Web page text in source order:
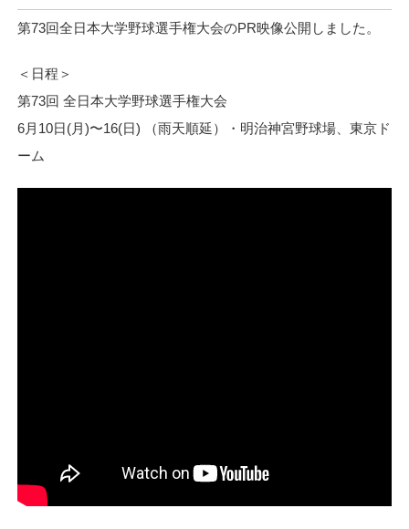
第73回全日本大学野球選手権大会のPR映像公開しました。
＜日程＞
第73回 全日本大学野球選手権大会
6月10日(月)〜16(日) （雨天順延）・明治神宮野球場、東京ド
ーム